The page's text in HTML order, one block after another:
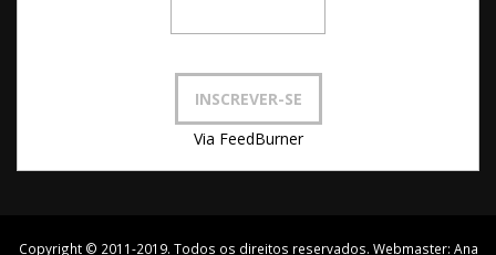
Via FeedBurner
Copyright © 2011-2019. Todos os direitos reservados. Webmaster: Ana